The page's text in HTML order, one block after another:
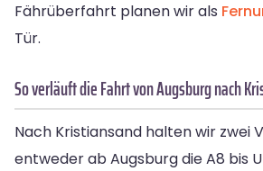
Fährüberfahrt planen wir als
Tür.
So verläuft die Fahrt von Augsburg nach
Nach Kristiansand halten wir zwei
entweder ab Augsburg die A8 bis